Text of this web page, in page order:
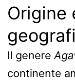
Origine
Il genere
continente